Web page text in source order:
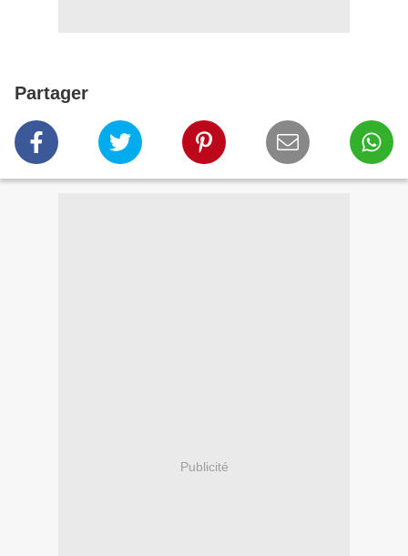
Partager
Publicité